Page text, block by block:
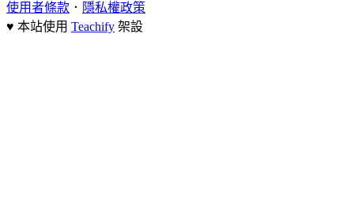
使用者條款 ． 隱私權政策
♥ 本站使用 Teachify 架設